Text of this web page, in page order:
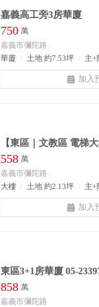
嘉義高工旁3房華廈
750 萬
嘉義市彌陀路
華廈
土地 約7.53坪 主+
【東區｜文教區 電梯大
558 萬
嘉義市彌陀路
大樓
土地 約2.13坪 主+
東區3+1房華廈 05-
858 萬
嘉義市彌陀路